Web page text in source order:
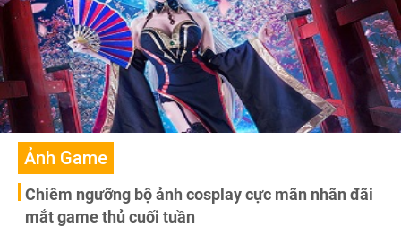
Ảnh Game
Chiêm ngưỡng bộ ảnh cosplay cực mãn nhãn đãi
mắt game thủ cuối tuần